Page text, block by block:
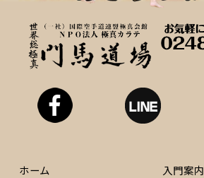
ホーム
入門案内